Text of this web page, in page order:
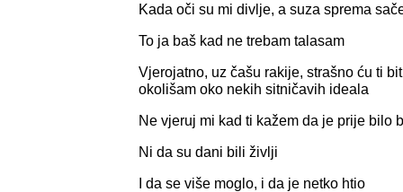
Kada oči su mi divlje, a suza sprema
To ja baš kad ne trebam talasam
Vjerojatno, uz čašu rakije, strašno ću ti
okolišam oko nekih sitničavih ideala
Ne vjeruj mi kad ti kažem da je prije bilo
Ni da su dani bili življi
I da se više moglo, i da je netko htio